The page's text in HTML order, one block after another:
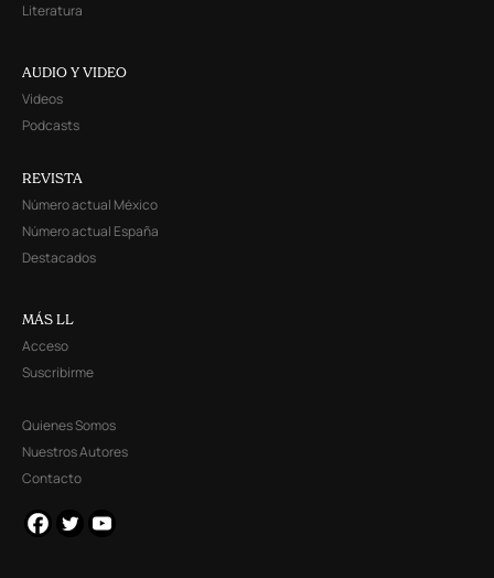
Literatura
AUDIO Y VIDEO
Videos
Podcasts
REVISTA
Número actual México
Número actual España
Destacados
MÁS LL
Acceso
Suscribirme
Quienes Somos
Nuestros Autores
Contacto